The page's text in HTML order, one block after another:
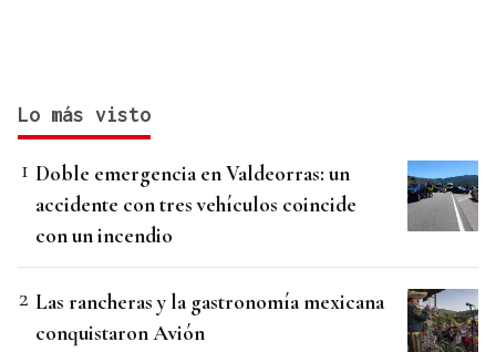
Lo más visto
Doble emergencia en Valdeorras: un
accidente con tres vehículos coincide
con un incendio
Las rancheras y la gastronomía mexicana
conquistaron Avión